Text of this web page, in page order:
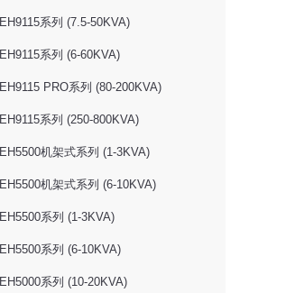
EH9115系列 (7.5-50KVA)
EH9115系列 (6-60KVA)
EH9115 PRO系列 (80-200KVA)
EH9115系列 (250-800KVA)
EH5500机架式系列 (1-3KVA)
EH5500机架式系列 (6-10KVA)
EH5500系列 (1-3KVA)
EH5500系列 (6-10KVA)
EH5000系列 (10-20KVA)